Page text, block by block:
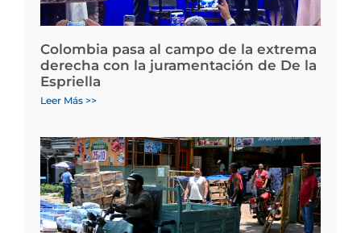
Colombia pasa al campo de la extrema
derecha con la juramentación de De la
Espriella
Leer Más >>